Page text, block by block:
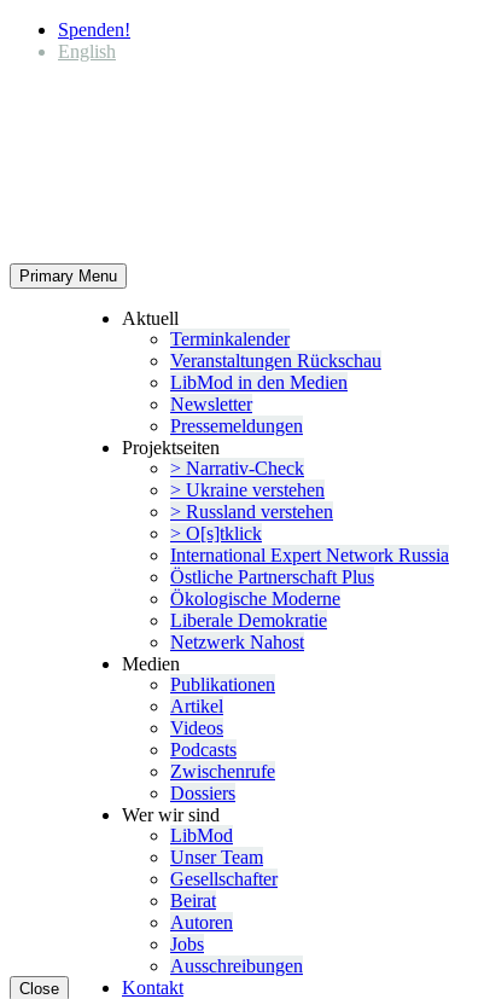
Spenden!
English
Primary Menu
Close
Aktuell
Termin­ka­lender
Veran­stal­tungen Rückschau
LibMod in den Medien
Newsletter
Presse­mel­dungen
Projekt­seiten
> Narrativ-Check
> Ukraine verstehen
> Russland verstehen
> O[s]tklick
Inter­na­tional Expert Network Russia
Östliche Partner­schaft Plus
Ökolo­gische Moderne
Liberale Demokratie
Netzwerk Nahost
Medien
Publi­ka­tionen
Artikel
Videos
Podcasts
Zwischenrufe
Dossiers
Wer wir sind
LibMod
Unser Team
Gesell­schafter
Beirat
Autoren
Jobs
Ausschrei­bungen
Kontakt